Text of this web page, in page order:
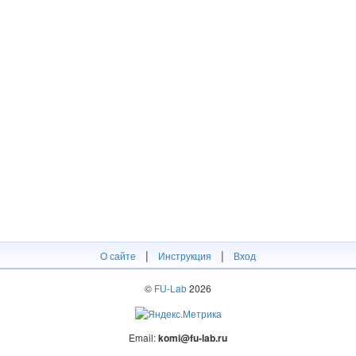
О сайте | Инструкция | Вход
© FU-Lab2026
Email:komi@fu-lab.ru